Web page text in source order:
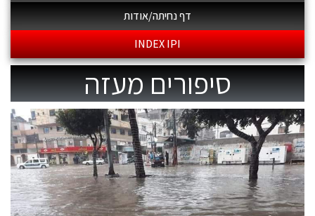
דף נחיתה/אודות
INDEX IPI
סיפורים מעזה